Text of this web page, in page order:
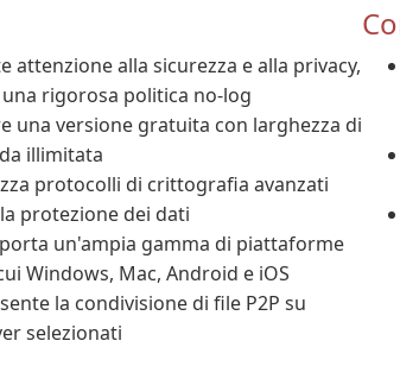
attenzione alla sicurezza e alla privacy,
rigorosa politica no-log
una versione gratuita con larghezza di
illimitata
protocolli di crittografia avanzati
protezione dei dati
un'ampia gamma di piattaforme
Windows, Mac, Android e iOS
la condivisione di file P2P su
selezionati